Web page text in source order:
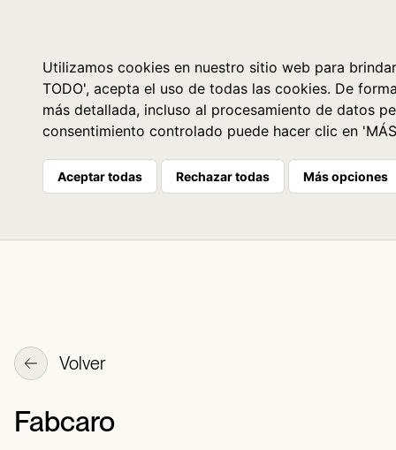
Utilizamos cookies en nuestro sitio web para
TODO', acepta el uso de todas las cookies. De
más detallada, incluso al procesamiento de datos
consentimiento controlado puede hacer clic en 'MÁS
Aceptar todas Rechazar todas Más opciones
Volver
Fabcaro